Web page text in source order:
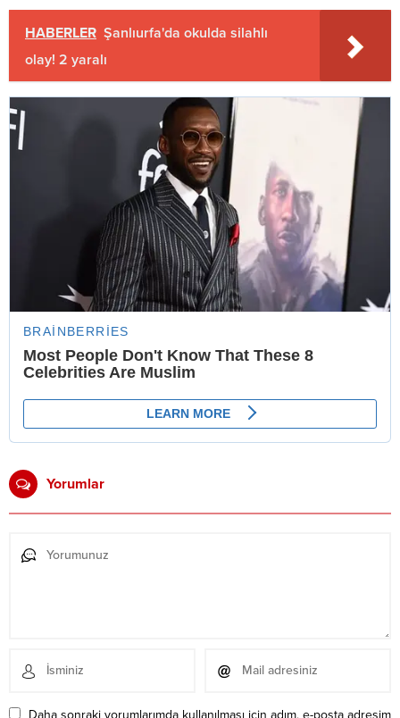
HABERLER Şanlıurfa'da okulda silahlı
olay! 2 yaralı
Yorumlar
Daha sonraki yorumlarımda kullanılması için adım, e-posta adresim